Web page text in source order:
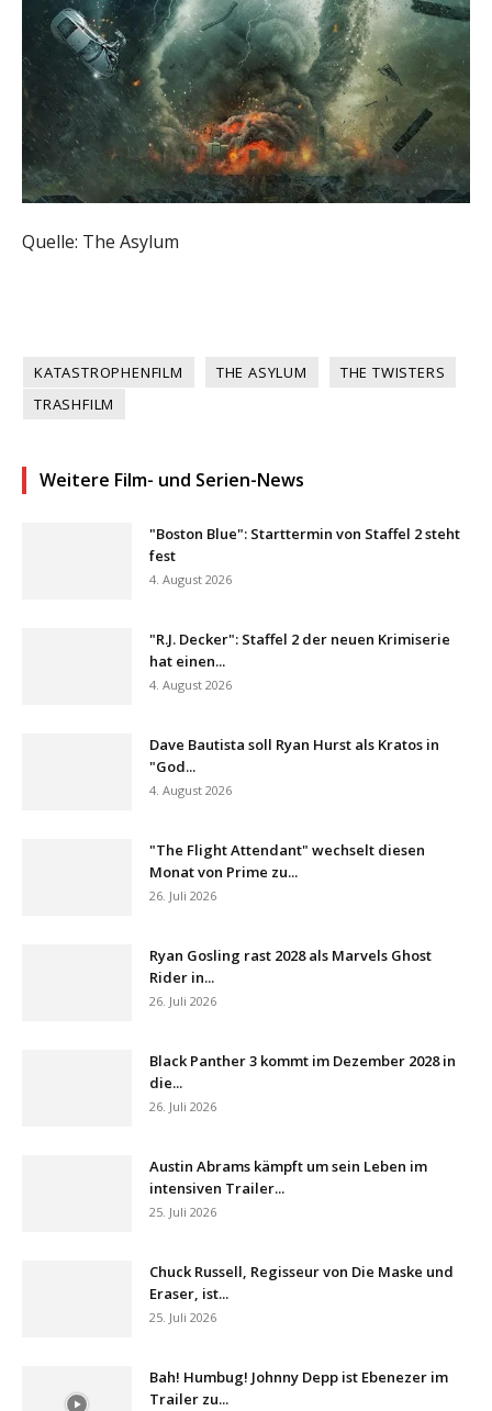
Quelle: The Asylum
KATASTROPHENFILM THE ASYLUM
THE TWISTERS
TRASHFILM
Weitere Film- und Serien-News
"Boston Blue": Starttermin von Staffel 2 steht
fest
4. August 2026
"R.J. Decker": Staffel 2 der neuen Krimiserie
hat einen...
4. August 2026
Dave Bautista soll Ryan Hurst als Kratos in
"God...
4. August 2026
"The Flight Attendant" wechselt diesen
Monat von Prime zu...
26. Juli 2026
Ryan Gosling rast 2028 als Marvels Ghost
Rider in...
26. Juli 2026
Black Panther 3 kommt im Dezember 2028 in
die...
26. Juli 2026
Austin Abrams kämpft um sein Leben im
intensiven Trailer...
25. Juli 2026
Chuck Russell, Regisseur von Die Maske und
Eraser, ist...
25. Juli 2026
Bah! Humbug! Johnny Depp ist Ebenezer im
Trailer zu...